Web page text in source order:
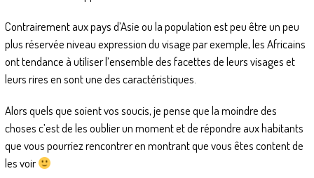
Contrairement aux pays d’Asie ou la population est peu être un peu
plus réservée niveau expression du visage par exemple, les Africains
ont tendance à utiliser l’ensemble des facettes de leurs visages et
leurs rires en sont une des caractéristiques.
Alors quels que soient vos soucis, je pense que la moindre des
choses c’est de les oublier un moment et de répondre aux habitants
que vous pourriez rencontrer en montrant que vous êtes content de
les voir